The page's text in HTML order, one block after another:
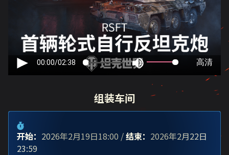
组装车间
开始： 2026年2月19日18:00 /结束： 2026年2月22日
23:59